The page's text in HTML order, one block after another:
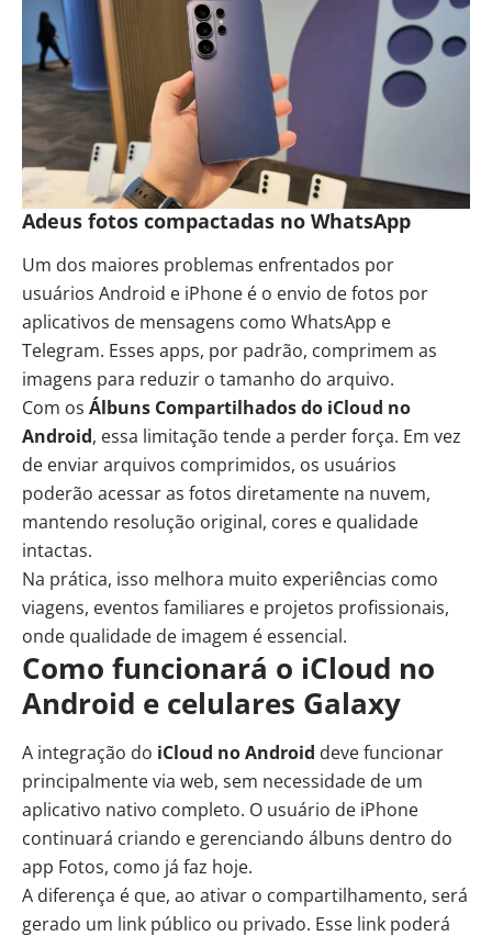
Adeus fotos compactadas no WhatsApp
Um dos maiores problemas enfrentados por
usuários Android e iPhone é o envio de fotos por
aplicativos de mensagens como WhatsApp e
Telegram. Esses apps, por padrão, comprimem as
imagens para reduzir o tamanho do arquivo.
Com os Álbuns Compartilhados do iCloud no
Android, essa limitação tende a perder força. Em vez
de enviar arquivos comprimidos, os usuários
poderão acessar as fotos diretamente na nuvem,
mantendo resolução original, cores e qualidade
intactas.
Na prática, isso melhora muito experiências como
viagens, eventos familiares e projetos profissionais,
onde qualidade de imagem é essencial.
Como funcionará o iCloud no
Android e celulares Galaxy
A integração do iCloud no Android deve funcionar
principalmente via web, sem necessidade de um
aplicativo nativo completo. O usuário de iPhone
continuará criando e gerenciando álbuns dentro do
app Fotos, como já faz hoje.
A diferença é que, ao ativar o compartilhamento, será
gerado um link público ou privado. Esse link poderá